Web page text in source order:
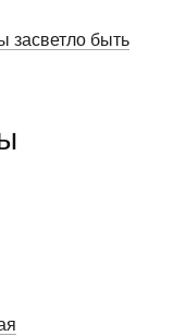
засветло быть